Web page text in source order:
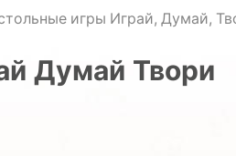
игры Играй, Думай,
Думай Твори